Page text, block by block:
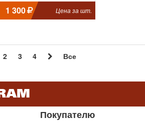
1 300 Цена за шт.
2 3 4 Все
Покупателю